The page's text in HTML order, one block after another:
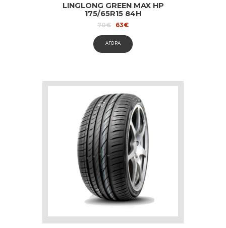
LINGLONG GREEN MAX HP
175/65R15 84H
70€
Original
was:
70€.
63€Current
is:
63€.
ΑΓΟΡΑ